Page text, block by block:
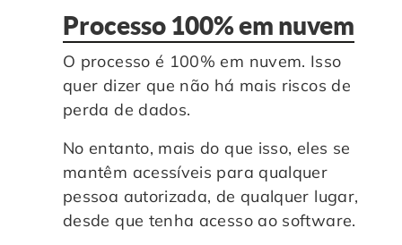
Processo 100% em nuvem
O processo é 100% em nuvem. Isso
quer dizer que não há mais riscos de
perda de dados.
No entanto, mais do que isso, eles se
mantêm acessíveis para qualquer
pessoa autorizada, de qualquer lugar,
desde que tenha acesso ao software.